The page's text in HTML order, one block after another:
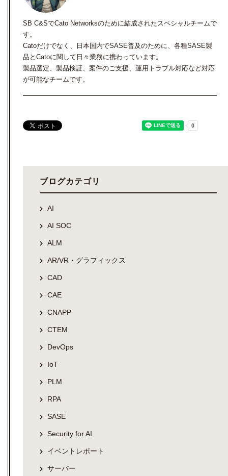
SB C&SでCato Networksのために結成されたスペシャルチームで
す。
Catoだけでなく、日本国内でSASE普及のために、各種SASE製
品とCatoに関して日々業務に携わっています。
製品選定、製品検証、案件のご支援、運用トラブル対応など対応
が可能なチームです。
ブログカテゴリ
AI
AI SOC
ALM
AR/VR・グラフィックス
CAD
CAE
CNAPP
CTEM
DevOps
IoT
PLM
RPA
SASE
Security for AI
イベントレポート
サーバー